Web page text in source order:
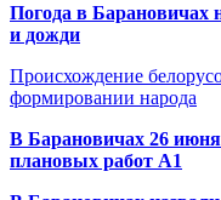
Погода в Барановичах
и дожди
Происхождение
формировании народа
В Барановичах 26
плановых работ A1